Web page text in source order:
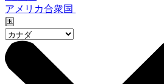
アメリカ合衆国
国